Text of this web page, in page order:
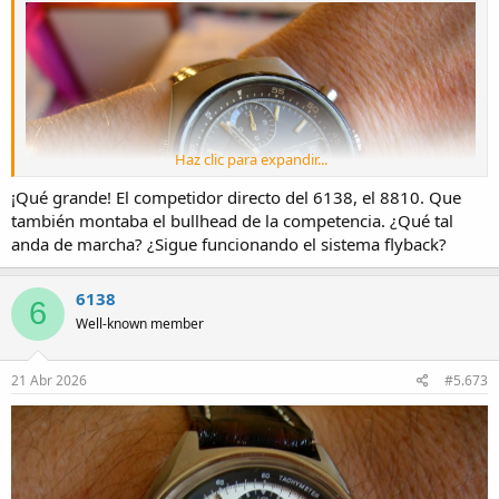
Haz clic para expandir...
¡Qué grande! El competidor directo del 6138, el 8810. Que
también montaba el bullhead de la competencia. ¿Qué tal
anda de marcha? ¿Sigue funcionando el sistema flyback?
6 6138
Well-known member
21 Abr 2026 #5.673